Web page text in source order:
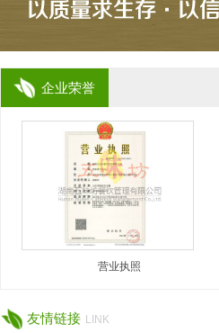
企业荣誉
营业执照
友情链接 LINK